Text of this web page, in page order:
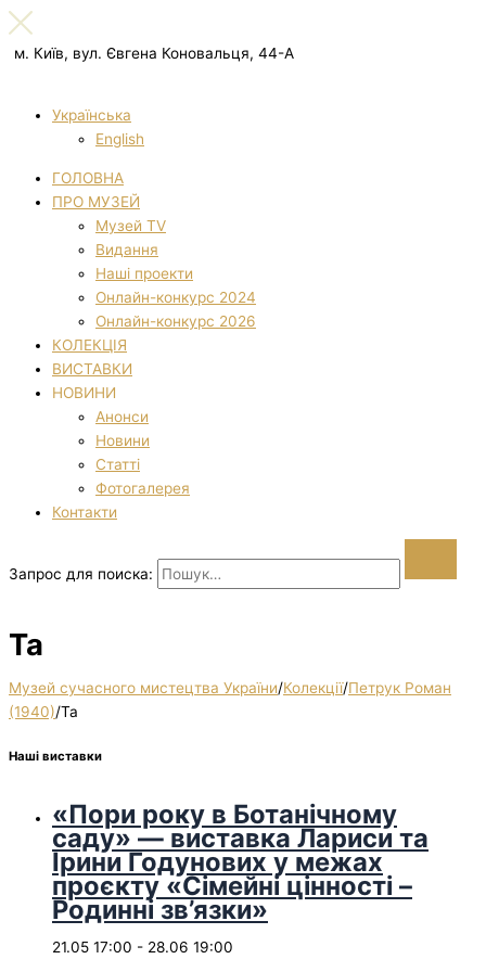
м. Київ, вул. Євгена Коновальця, 44-А
Українська
English
ГОЛОВНА
ПРО МУЗЕЙ
Музей TV
Видання
Наші проекти
Онлайн-конкурс 2024
Онлайн-конкурс 2026
КОЛЕКЦІЯ
ВИСТАВКИ
НОВИНИ
Анонси
Новини
Статті
Фотогалерея
Контакти
Запрос для поиска:
Та
Музей сучасного мистецтва України/Колекції/Петрук Роман
(1940)/Та
Наші виставки
«Пори року в Ботанічному
саду» — виставка Лариси та
Ірини Годунових у межах
проєкту «Сімейні цінності –
Родинні зв’язки»
21.05 17:00 - 28.06 19:00